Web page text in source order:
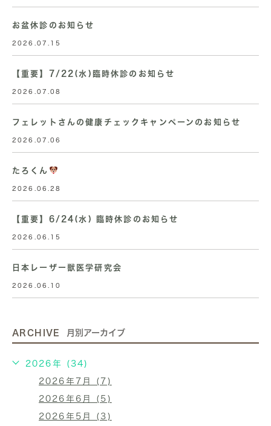
お盆休診のお知らせ
2026.07.15
【重要】7/22(水)臨時休診のお知らせ
2026.07.08
フェレットさんの健康チェックキャンペーンのお知らせ
2026.07.06
たろくん
2026.06.28
【重要】6/24(水) 臨時休診のお知らせ
2026.06.15
日本レーザー獣医学研究会
2026.06.10
ARCHIVE 月別アーカイブ
2026年 (34)
2026年7月 (7)
2026年6月 (5)
2026年5月 (3)